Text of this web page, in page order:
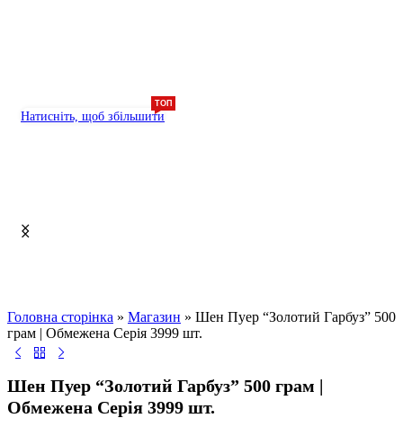
Натисніть, щоб збільшити
Головна сторінка » Магазин » Шен Пуер “Золотий Гарбуз” 500
грам | Обмежена Серія 3999 шт.
Шен Пуер “Золотий Гарбуз” 500 грам |
Обмежена Серія 3999 шт.
ТОП